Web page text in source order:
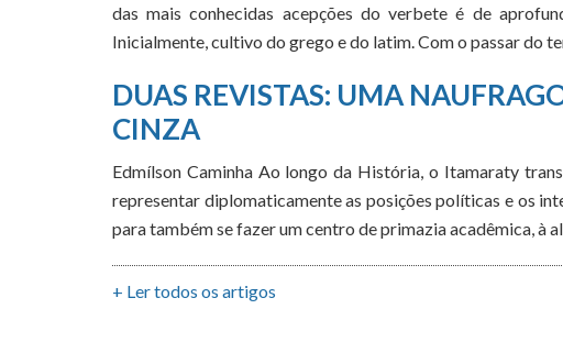
das mais conhecidas acepções do verbete é de
Inicialmente, cultivo do grego e do latim. Com o passar do
DUAS REVISTAS: UMA
CINZA
Edmílson Caminha Ao longo da História, o Itamaraty
representar diplomaticamente as posições políticas e os
para também se fazer um centro de primazia acadêmica, à
+ Ler todos os artigos